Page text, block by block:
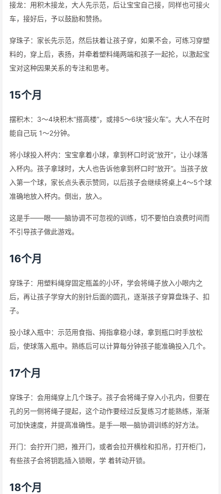
接龙：用积木接龙，大人先示范，后让宝宝自己接，同样也可接火
车，接好后，予以鼓励和赞扬。
穿珠子：家长先示范，然后扶着让孩子穿，如果不会，可练习穿塑
料的，穿上后，表扬，并牵着塑料绳两端和孩子一起抡，以激起宝
宝对这种因果关系的专注和思考。
15个月
摆积木：3～4块积木“搭高楼”，或排5～6块“接火车”。大人不在时
能自己玩 1～2分钟。
将小球投入杯内：宝宝拿着小球，拿到杯口时说“放开”，让小球落
入杯内。孩子拿球时，大人也告诉他拿到杯口时“放开”。当孩子放
入第一个球，家长点头表示赞同，以后孩子会继续将桌上4～5个球
准确地放入杯内。倒出，放入。
这是手——眼——脑协调不可忽视的训练，切不要怕白浪费时间而
不引导孩子做此游戏。
16个月
穿珠子：用塑料绳穿固定瓶盖的小环，学会将绳子放入小眼内之
后，再让孩子学穿大的别针后面的圆孔，逐渐孩子穿算盘珠子、扣
子。
投小球入瓶中：示范用食指、拇指拿稳小球，拿到瓶口时手放松
后，使球落入瓶中。熟练后可以计算每分钟孩子能准确投入几个。
17个月
穿珠子：会用绳穿上几个珠子。孩子会将绳子穿入小孔内，但要在
孔的另一侧将绳子提起，这个动作要经过反复练习才能熟练，渐渐
可加快速度，并提高准确性。是手—眼—脑协调训练的好方法。
开门：会拧开门把，推开门，或者会拉开横栓和扣吊，打开柜门，
有些孩子会将钥匙插入锁眼，学 着转动开锁。
18个月